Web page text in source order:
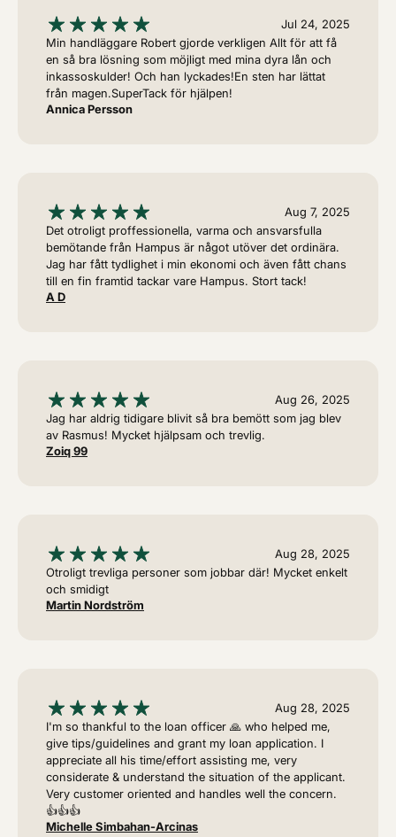
Jul 24, 2025
Min handläggare Robert gjorde verkligen Allt för att få
en så bra lösning som möjligt med mina dyra lån och
inkassoskulder! Och han lyckades!En sten har lättat
från magen.SuperTack för hjälpen!
Annica Persson
Aug 7, 2025
Det otroligt proffessionella, varma och ansvarsfulla
bemötande från Hampus är något utöver det ordinära.
Jag har fått tydlighet i min ekonomi och även fått chans
till en fin framtid tackar vare Hampus. Stort tack!
A D
Aug 26, 2025
Jag har aldrig tidigare blivit så bra bemött som jag blev
av Rasmus! Mycket hjälpsam och trevlig.
Zoiq 99
Aug 28, 2025
Otroligt trevliga personer som jobbar där! Mycket enkelt
och smidigt
Martin Nordström
Aug 28, 2025
I'm so thankful to the loan officer 🙏 who helped me,
give tips/guidelines and grant my loan application. I
appreciate all his time/effort assisting me, very
considerate & understand the situation of the applicant.
Very customer oriented and handles well the concern.
👍👍👍
Michelle Simbahan-Arcinas